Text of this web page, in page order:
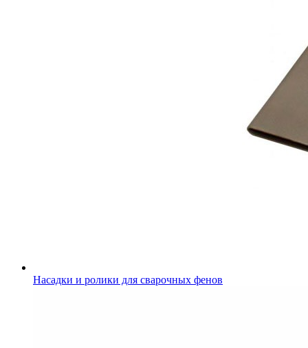
Насадки и ролики для сварочных фенов